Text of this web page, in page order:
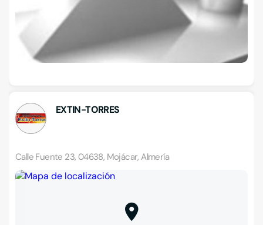
EXTIN-TORRES
Calle Fuente 23, 04638, Mojácar, Almería